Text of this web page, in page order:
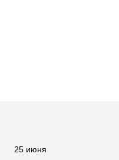
25 июня